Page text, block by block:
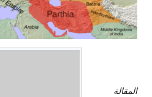
امبراطوريات
هارشا،
المقالة